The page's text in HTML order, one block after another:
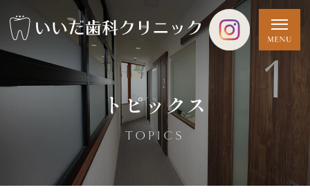
トピックス
TOPICS